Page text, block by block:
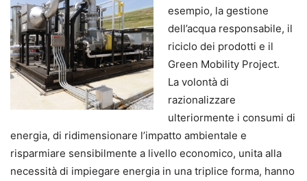
esempio, la gestione
dell’acqua responsabile, il
riciclo dei prodotti e il
Green Mobility Project.
La volontà di
razionalizzare
ulteriormente i consumi di
energia, di ridimensionare l’impatto ambientale e
risparmiare sensibilmente a livello economico, unita alla
necessità di impiegare energia in una triplice forma, hanno